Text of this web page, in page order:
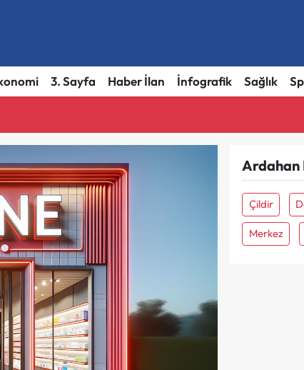
3. Sayfa Haber İlan İnfografik Sağlık
Ardahan
Çildir
Merkez